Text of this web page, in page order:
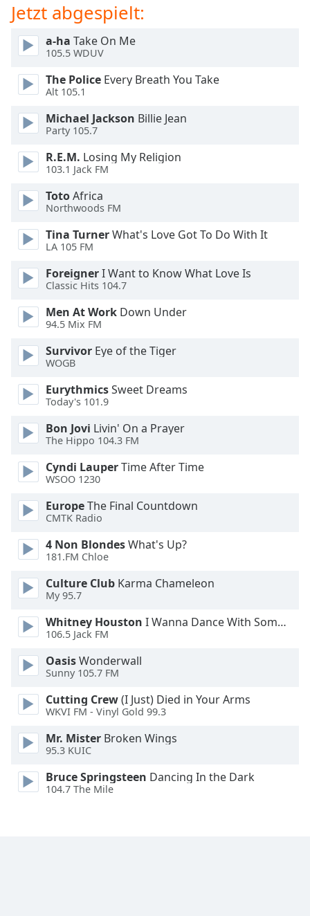
dialog
window.
cancel
close
window.
Color
Opacity
Color
Opacity
Caption
Area
Background
Color
Opacity
Font
Edge
Family
Reset
Done
Close
Modal
Dialog
Jetzt abgespielt:
a-ha Take On Me
105.5 WDUV
The Police Every Breath You Take
Alt 105.1
Michael Jackson Billie Jean
Party 105.7
R.E.M. Losing My Religion
103.1 Jack FM
TotoAfrica
Northwoods FM
Tina TurnerWhat's Love Got To Do With It
LA 105 FM
ForeignerI Want to Know What Love Is
Classic Hits 104.7
Men At Work Down Under
94.5 Mix FM
Survivor Eye of the Tiger
WOGB
EurythmicsSweet Dreams
Today's 101.9
Bon Jovi Livin' On a Prayer
The Hippo 104.3 FM
Cyndi LauperTime After Time
WSOO 1230
EuropeThe Final Countdown
CMTK Radio
4 Non BlondesWhat's Up?
181.FM Chloe
Culture Club Karma Chameleon
My 95.7
Whitney Houston I Wanna Dance With Somebody
106.5 Jack FM
OasisWonderwall
Sunny 105.7 FM
Cutting Crew(I Just) Died in Your Arms
WKVI FM - Vinyl Gold 99.3
Mr. Mister Broken Wings
95.3 KUIC
Bruce Springsteen Dancing In the Dark
104.7 The Mile